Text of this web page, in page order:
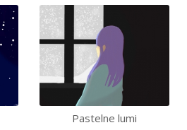
Pastelne lumi